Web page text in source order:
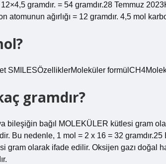
12×4,5 gramdır. = 54 gramdır.28 Temmuz
atomunun ağırlığı = 12 gramdır. 4,5 mol
SMILESÖzelliklerMoleküler
gramdır?
bileşiğin bağıl MOLEKÜLER kütlesi gram
Bu nedenle, 1 mol = 2 x 16 = 32
gram olarak ifade edilir. Oksijen gazı doğal